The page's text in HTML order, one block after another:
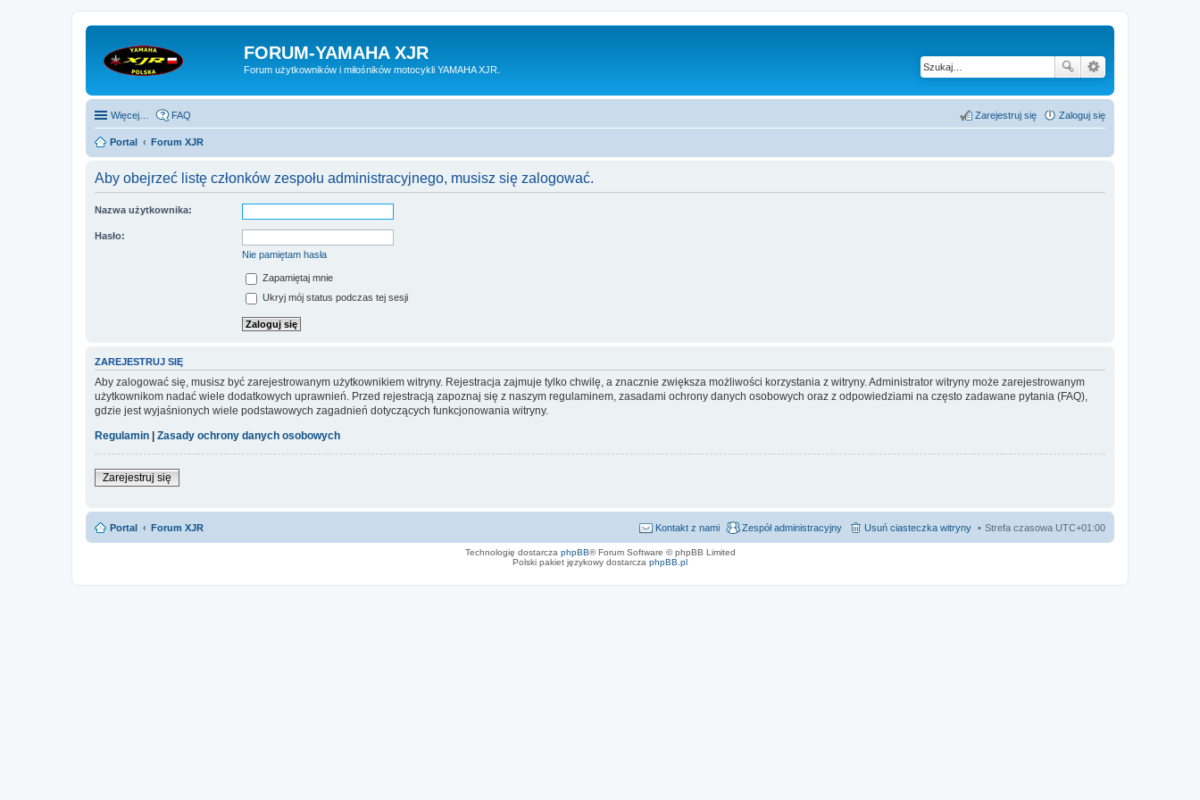
FORUM-YAMAHA XJR
Forum użytkowników i miłośników motocykli YAMAHA XJR.
Więcej… FAQ Zaloguj się
Zarejestruj się
Portal Forum XJR
Aby obejrzeć listę członków zespołu administracyjnego, musisz się zalogować.
Nazwa użytkownika:
Hasło:
Nie pamiętam hasła
Zapamiętaj mnie
Ukryj mój status podczas tej sesji
ZAREJESTRUJ SIĘ
Aby zalogować się, musisz być zarejestrowanym użytkownikiem witryny. Rejestracja zajmuje tylko chwilę, a znacznie zwiększa możliwości korzystania z witryny. Administrator witryny może zarejestrowanym
użytkownikom nadać wiele dodatkowych uprawnień. Przed rejestracją zapoznaj się z naszym regulaminem, zasadami ochrony danych osobowych oraz z odpowiedziami na często zadawane pytania (FAQ),
gdzie jest wyjaśnionych wiele podstawowych zagadnień dotyczących funkcjonowania witryny.
Regulamin
Zasady ochrony danych osobowych
Zarejestruj się
Portal Forum XJR Strefa czasowa UTC+01:00
Usuń ciasteczka witryny
Zespół administracyjny
Kontakt z nami
Technologię dostarcza phpBB® Forum Software © phpBB Limited
Polski pakiet językowy dostarcza phpBB.pl